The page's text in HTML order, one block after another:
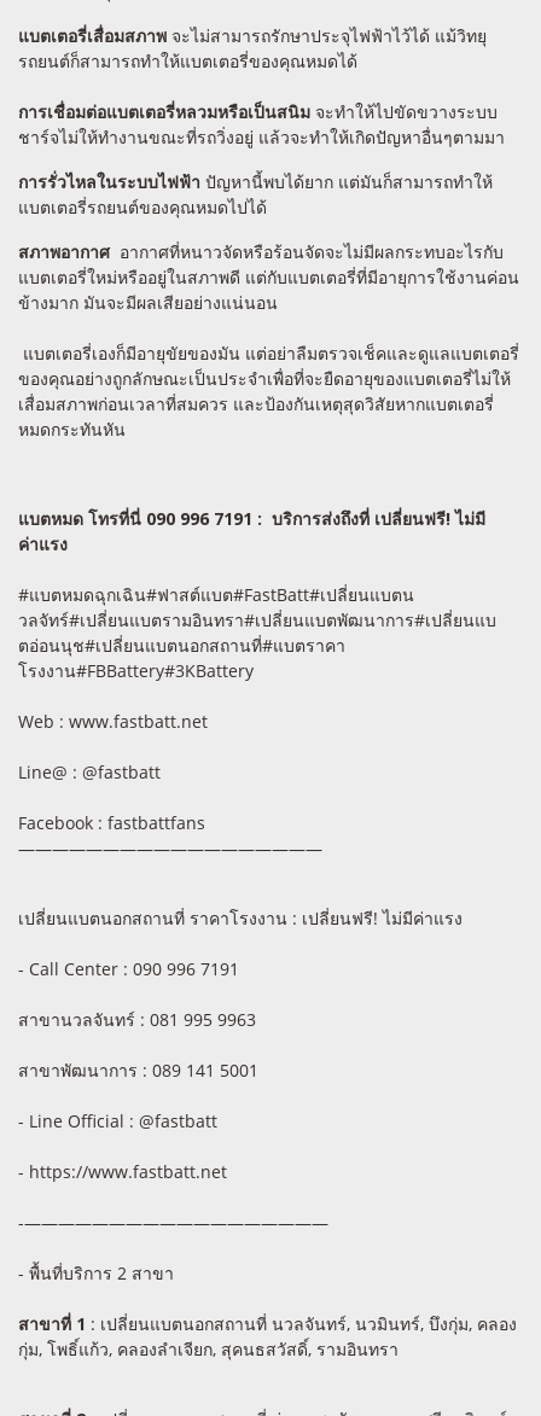
แบตเตอรี่เสื่อมสภาพ จะไม่สามารถรักษาประจุไฟฟ้าไว้ได้ แม้วิทยุ
รถยนต์ก็สามารถทำให้แบตเตอรี่ของคุณหมดได้
การเชื่อมต่อแบตเตอรี่หลวมหรือเป็นสนิม จะทำให้ไปขัดขวางระบบ
ชาร์จไม่ให้ทำงานขณะที่รถวิ่งอยู่ แล้วจะทำให้เกิดปัญหาอื่นๆตามมา
การรั่วไหลในระบบไฟฟ้า ปัญหานี้พบได้ยาก แต่มันก็สามารถทำให้
แบตเตอรี่รถยนต์ของคุณหมดไปได้
สภาพอากาศ อากาศที่หนาวจัดหรือร้อนจัดจะไม่มีผลกระทบอะไรกับ
แบตเตอรี่ใหม่หรืออยู่ในสภาพดี แต่กับแบตเตอรี่ที่มีอายุการใช้งานค่อน
ข้างมาก มันจะมีผลเสียอย่างแน่นอน
แบตเตอรี่เองก็มีอายุขัยของมัน แต่อย่าลืมตรวจเช็คและดูแลแบตเตอรี่
ของคุณอย่างถูกลักษณะเป็นประจำเพื่อที่จะยืดอายุของแบตเตอรี่ไม่ให้
เสื่อมสภาพก่อนเวลาที่สมควร และป้องกันเหตุสุดวิสัยหากแบตเตอรี่
หมดกระทันหัน
แบตหมด โทรที่นี่ 090 996 7191 : บริการส่งถึงที่ เปลี่ยนฟรี! ไม่มี
ค่าแรง
#แบตหมดฉุกเฉิน#ฟาสต์แบต#FastBatt#เปลี่ยนแบตน
วลจัทร์#เปลี่ยนแบตรามอินทรา#เปลี่ยนแบตพัฒนาการ#เปลี่ยนแบ
ตอ่อนนุช#เปลี่ยนแบตนอกสถานที่#แบตราคา
โรงงาน#FBBattery#3KBattery
Web : www.fastbatt.net
Line@ : @fastbatt
Facebook : fastbattfans
——————————————————
เปลี่ยนแบตนอกสถานที่ ราคาโรงงาน : เปลี่ยนฟรี! ไม่มีค่าแรง
- Call Center : 090 996 7191
สาขานวลจันทร์ : 081 995 9963
สาขาพัฒนาการ : 089 141 5001
- Line Official : @fastbatt
- https://www.fastbatt.net
-——————————————————
- พื้นที่บริการ 2 สาขา
สาขาที่ 1 : เปลี่ยนแบตนอกสถานที่ นวลจันทร์, นวมินทร์, บึงกุ่ม, คลอง
กุ่ม, โพธิ์แก้ว, คลองลำเจียก, สุคนธสวัสดิ์, รามอินทรา